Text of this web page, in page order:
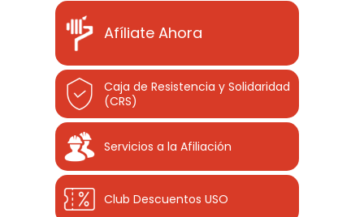
Afíliate Ahora
Caja de Resistencia y Solidaridad
(CRS)
Servicios a la Afiliación
Club Descuentos USO